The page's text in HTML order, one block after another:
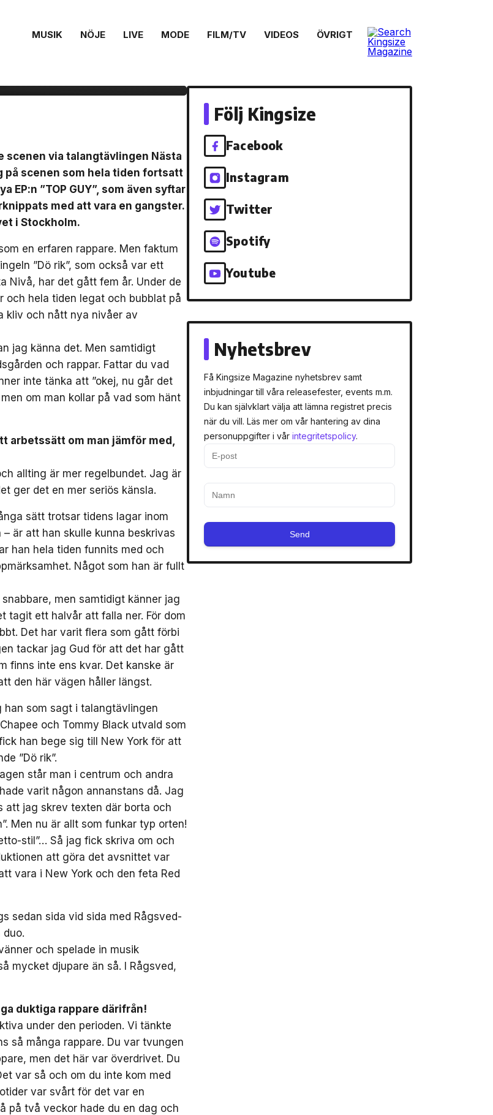
MUSIK NÖJE LIVE MODE FILM/TV VIDEOS ÖVRIGT
scenen via talangtävlingen Nästa
på scenen som hela tiden fortsatt
EP:n ”TOP GUY”, som även syftar
med att vara en gangster.
i Stockholm.
en erfaren rappare. Men faktum
”Dö rik”, som också var ett
Nivå, har det gått fem år. Under de
och hela tiden legat och bubblat på
kliv och nått nya nivåer av
jag känna det. Men samtidigt
och rappar. Fattar du vad
inte tänka att ”okej, nu går det
om man kollar på vad som hänt
arbetssätt om man jämför med,
allting är mer regelbundet. Jag är
ger det en mer seriös känsla.
sätt trotsar tidens lagar inom
är att han skulle kunna beskrivas
han hela tiden funnits med och
Något som han är fullt
men samtidigt känner jag
tagit ett halvår att falla ner. För dom
Det har varit flera som gått förbi
tackar jag Gud för att det har gått
finns inte ens kvar. Det kanske är
den här vägen håller längst.
han som sagt i talangtävlingen
och Tommy Black utvald som
han bege sig till New York för att
”Dö rik”.
står man i centrum och andra
varit någon annanstans då. Jag
att jag skrev texten där borta och
Men nu är allt som funkar typ orten!
stil”… Så jag fick skriva om och
att göra det avsnittet var
vara i New York och den feta Red
sedan sida vid sida med Rågsved-
duo.
och spelade in musik
mycket djupare än så. I Rågsved,
duktiga rappare därifrån!
under den perioden. Vi tänkte
så många rappare. Du var tvungen
men det här var överdrivet. Du
var så och om du inte kom med
var svårt för det var en
på två veckor hade du en dag och
Följ Kingsize
Facebook
Instagram
Twitter
Spotify
Youtube
Nyhetsbrev
Få Kingsize Magazine nyhetsbrev samt
inbjudningar till våra releasefester, events m.m.
Du kan självklart välja att lämna registret precis
när du vill. Läs mer om vår hantering av dina
personuppgifter i vår integritetspolicy.
Send